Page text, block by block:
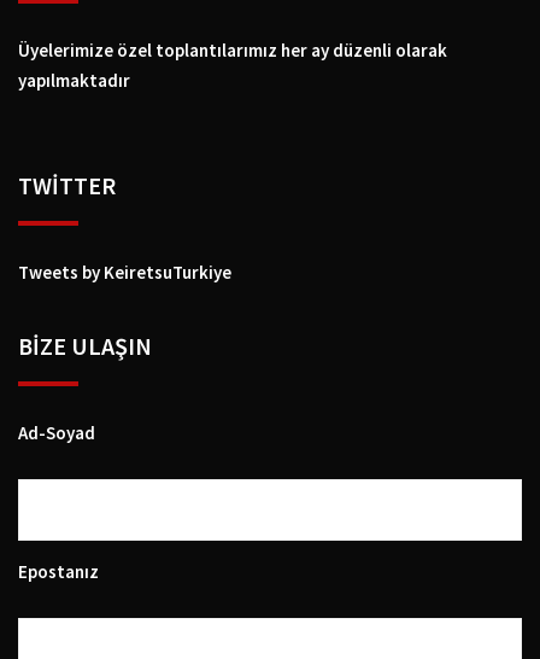
Üyelerimize özel toplantılarımız her ay düzenli olarak
yapılmaktadır
TWİTTER
Tweets by KeiretsuTurkiye
BIZE ULAŞIN
Ad-Soyad
Epostanız